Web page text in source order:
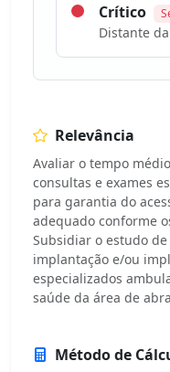
Crítico
Distante
Relevância
Avaliar o tempo
consultas e exames
para garantia do
adequado conforme
Subsidiar o estudo
implantação e/ou
especializados
saúde da área de
Método de